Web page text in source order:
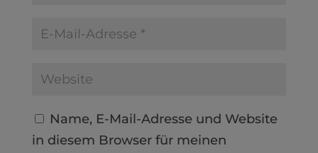
Name, E-Mail-Adresse und Website
in diesem Browser für meinen